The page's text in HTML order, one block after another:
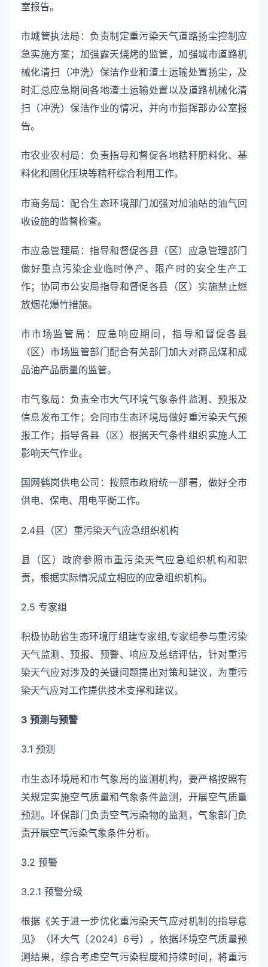
室报告。
市城管执法局：负责制定重污染天气道路扬尘控制应
急实施方案；加强露天烧烤的监管，加强城市道路机
械化清扫（冲洗）保洁作业和渣土运输处置扬尘，及
时汇总应急期间各地渣土运输处置以及道路机械化清
扫（冲洗）保洁作业的情况，并向市指挥部办公室报
告。
市农业农村局：负责指导和督促各地秸秆肥料化、基
料化和固化压块等秸秆综合利用工作。
市商务局：配合生态环境部门加强对加油站的油气回
收设施的监督检查。
市应急管理局：指导和督促各县（区）应急管理部门
做好重点污染企业临时停产、限产时的安全生产工
作；协同市公安局指导和督促各县（区）实施禁止燃
放烟花爆竹措施。
市市场监管局：应急响应期间，指导和督促各县
（区）市场监管部门配合有关部门加大对商品煤和成
品油产品质量的监管。
市气象局：负责全市大气环境气象条件监测、预报及
信息发布工作；会同市生态环境局做好重污染天气预
报工作；指导各县（区）根据天气条件组织实施人工
影响天气作业。
国网鹤岗供电公司：按照市政府统一部署，做好全市
供电、保电、用电平衡工作。
2.4县（区）重污染天气应急组织机构
县（区）政府参照市重污染天气应急组织机构和职
责，根据实际情况成立相应的应急组织机构。
2.5 专家组
积极协助省生态环境厅组建专家组,专家组参与重污染
天气监测、预报、预警、响应及总结评估，针对重污
染天气应对涉及的关键问题提出对策和建议，为重污
染天气应对工作提供技术支撑和建议。
3 预测与预警
3.1 预测
市生态环境局和市气象局的监测机构，要严格按照有
关规定实施空气质量和气象条件监测，开展空气质量
预测。环保部门负责空气污染物的监测，气象部门负
责开展空气污染气象条件分析。
3.2 预警
3.2.1 预警分级
根据《关于进一步优化重污染天气应对机制的指导意
见》（环大气〔2024〕6号），依据环境空气质量预
测结果，综合考虑空气污染程度和持续时间，将重污